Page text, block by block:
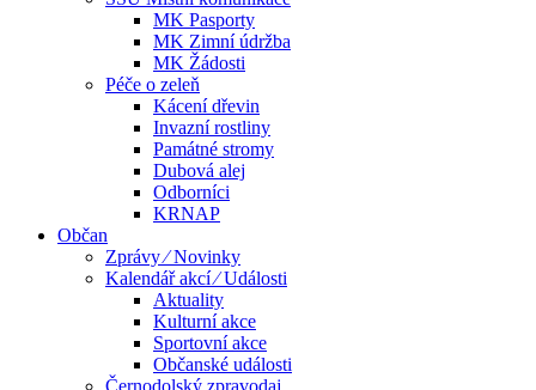
MK Pasporty
MK Zimní údržba
MK Žádosti
Péče o zeleň
Kácení dřevin
Invazní rostliny
Památné stromy
Dubová alej
Odborníci
KRNAP
Občan
Zprávy ⁄ Novinky
Kalendář akcí ⁄ Události
Aktuality
Kulturní akce
Sportovní akce
Občanské události
Černodolský zpravodaj